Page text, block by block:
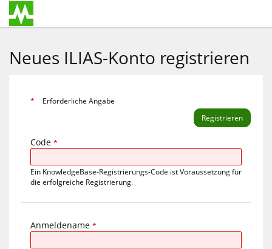
Neues ILIAS-Konto registrieren
* Erforderliche Angabe
Code *
Ein KnowledgeBase-Registrierungs-Code ist Voraussetzung für
die erfolgreiche Registrierung.
Anmeldename *